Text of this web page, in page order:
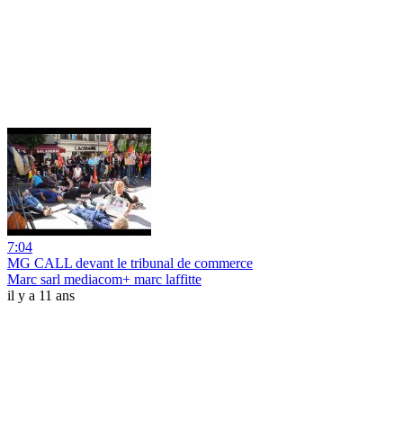
7:04
MG CALL devant le tribunal de commerce
Marc sarl mediacom+ marc laffitte
il y a 11 ans